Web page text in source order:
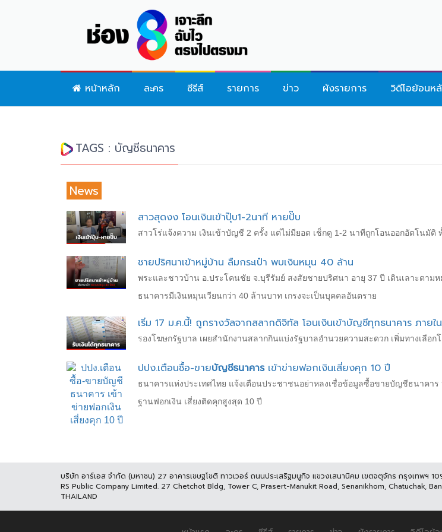
หน้าหลัก ละคร ซีรีส์ รายการ ข่าว ผังรายการ วิดีโอย้อนห
TAGS : บัญชีธนาคาร
News
สาวสุดงง โอนเงินเข้าปุ๊บ1-2นาที หายปั๊บ
สาวโร่แจ้งความ เงินเข้าบัญชี 2 ครั้ง แต่ไม่มียอด เช็กดู 1-2 นาทีถูกโอนออกอัตโนมัติ
ชายปริศนาเข้าหมู่บ้าน ลืมกระเป๋า พบเงินหมุน 40 ล้าน
พระและชาวบ้าน อ.ประโคนชัย จ.บุรีรัมย์ สงสัยชายปริศนา อายุ 37 ปี เดินเลาะตา
ธนาคารมีเงินหมุนเวียนกว่า 40 ล้านบาท เกรงจะเป็นบุคคลอันตราย
เริ่ม 17 ม.ค.นี้! ถูกรางวัลจากสลากดิจิทัล โอนเงินเข้าบัญชีทุกธนาคาร ภายใ
รองโฆษกรัฐบาล เผยสำนักงานสลากกินแบ่งรัฐบาลอำนวยความสะดวก เพิ่มทางเลือ
ปปง.เตือนซื้อ-ขายบัญชีธนาคารเข้าข่ายฟอกเงินเสี่ยงคุก 10 ปี
ธนาคารแห่งประเทศไทย แจ้งเตือนประชาชนอย่าหลงเชื่อข้อมูลซื้อขายบัญชีธนาค
ฐานฟอกเงิน เสี่ยงติดคุกสูงสุด 10 ปี
บริษัท อาร์เอส จำกัด (มหาชน) 27 อาคารเชษฐโชติ ทาวเวอร์ ถนนประเสริฐมนูกิจ แขวงเสนานิคม เขตจตุจักร กรุงเทพฯ
RS Public Company Limited. 27 Chetchot Bldg, Tower C, Prasert-Manukit Road, Senanikhom, Chatuchak,
THAILAND